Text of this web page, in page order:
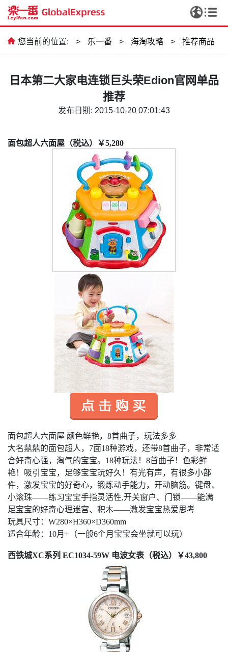
您当前的位置: > 乐一番 > 海淘攻略 > 推荐商品
日本第二大家电连锁巨头荣Edion官网单品
推荐
发布日期: 2015-10-20 07:01:43
面包超人六面屋（税込）￥5,280
面包超人六面屋 颜色鲜艳，8首曲子，玩法多多
大名鼎鼎的面包超人，7面18种游戏，还带8首曲子，非常适
合好奇心强，淘气的宝宝。18种玩法！8首曲子！色彩鲜
艳！吸引宝宝，足够宝宝玩好久！有光有声，有很多小部
件，激发宝宝的好奇心，锻炼动手能力，开动脑筋。键盘、
小滚珠——练习宝宝手指灵活性,开关窗户、门锁——能满
足宝宝的好奇心理迷宫、积木——激发宝宝热爱思考
玩具尺寸：W280×H360×D360mm
适合年龄：10月+（一般6个月宝宝会坐就可以玩）
西铁城XC系列 EC1034-59W 电波女表（税込）￥43,800